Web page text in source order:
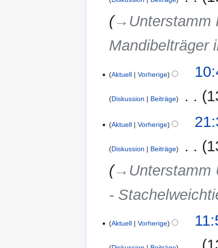
→‎Unterstamm
Mandibelträger
AprilAktuell Vorherige
Diskussion Beiträge
e
n
B
e
r
e
Dezember
Aktuell Vorherige
Diskussion Beiträge
→‎Unterstamm
-
Dezember
Aktuell Vorherige